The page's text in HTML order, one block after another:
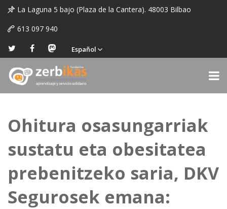
La Laguna 5 bajo (Plaza de la Cantera). 48003 Bilbao
613 097 940
Español
Ohitura osasungarriak
sustatu eta obesitatea
prebenitzeko saria, DKV
Segurosek emana: